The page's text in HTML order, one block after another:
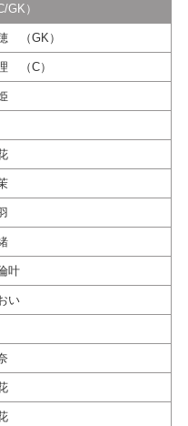
GK）
（GK）
（C）
叶
い